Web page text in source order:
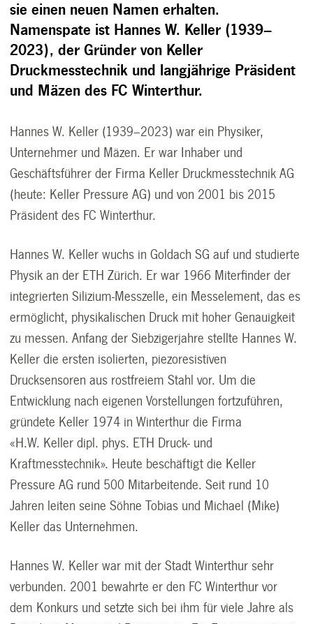
sie einen neuen Namen erhalten.
Namenspate ist Hannes W. Keller (1939–
2023), der Gründer von Keller
Druckmesstechnik und langjährige Präsident
und Mäzen des FC Winterthur.
Hannes W. Keller (1939–2023) war ein Physiker,
Unternehmer und Mäzen. Er war Inhaber und
Geschäftsführer der Firma Keller Druckmesstechnik AG
(heute: Keller Pressure AG) und von 2001 bis 2015
Präsident des FC Winterthur.
Hannes W. Keller wuchs in Goldach SG auf und studierte
Physik an der ETH Zürich. Er war 1966 Miterfinder der
integrierten Silizium-Messzelle, ein Messelement, das es
ermöglicht, physikalischen Druck mit hoher Genauigkeit
zu messen. Anfang der Siebzigerjahre stellte Hannes W.
Keller die ersten isolierten, piezoresistiven
Drucksensoren aus rostfreiem Stahl vor. Um die
Entwicklung nach eigenen Vorstellungen fortzuführen,
gründete Keller 1974 in Winterthur die Firma
«H.W. Keller dipl. phys. ETH Druck- und
Kraftmesstechnik». Heute beschäftigt die Keller
Pressure AG rund 500 Mitarbeitende. Seit rund 10
Jahren leiten seine Söhne Tobias und Michael (Mike)
Keller das Unternehmen.
Hannes W. Keller war mit der Stadt Winterthur sehr
verbunden. 2001 bewahrte er den FC Winterthur vor
dem Konkurs und setzte sich bei ihm für viele Jahre als